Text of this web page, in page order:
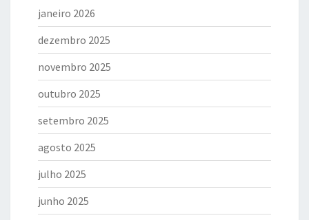
janeiro 2026
dezembro 2025
novembro 2025
outubro 2025
setembro 2025
agosto 2025
julho 2025
junho 2025